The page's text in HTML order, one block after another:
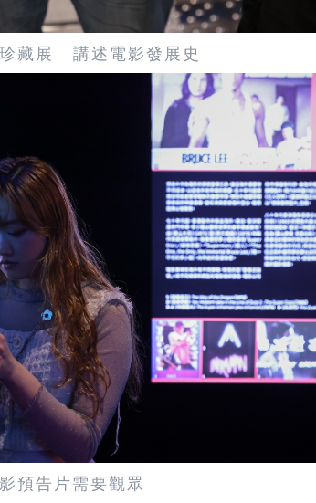
藏展 講述電影發展史
預告片需要觀眾